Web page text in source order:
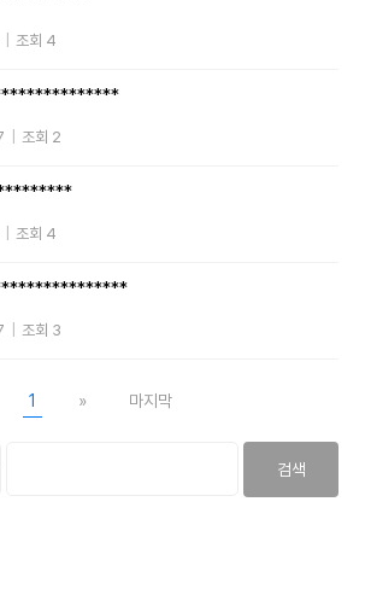
조회 4
조회 2
조회 4
조회 3
1 » 마지막
검색